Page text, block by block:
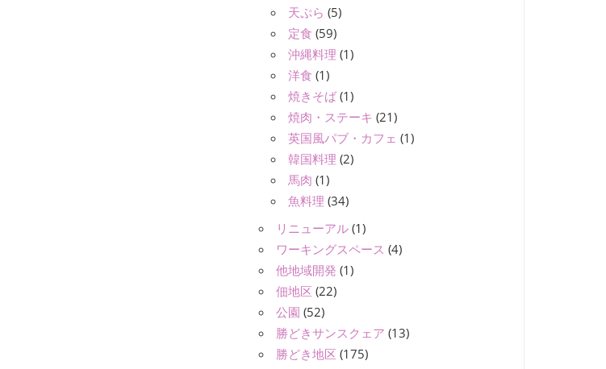
天ぷら (5)
定食 (59)
沖縄料理 (1)
洋食 (1)
焼きそば (1)
焼肉・ステーキ (21)
英国風パブ・カフェ (1)
韓国料理 (2)
馬肉 (1)
魚料理 (34)
リニューアル (1)
ワーキングスペース (4)
他地域開発 (1)
佃地区 (22)
公園 (52)
勝どきサンスクェア (13)
勝どき地区 (175)